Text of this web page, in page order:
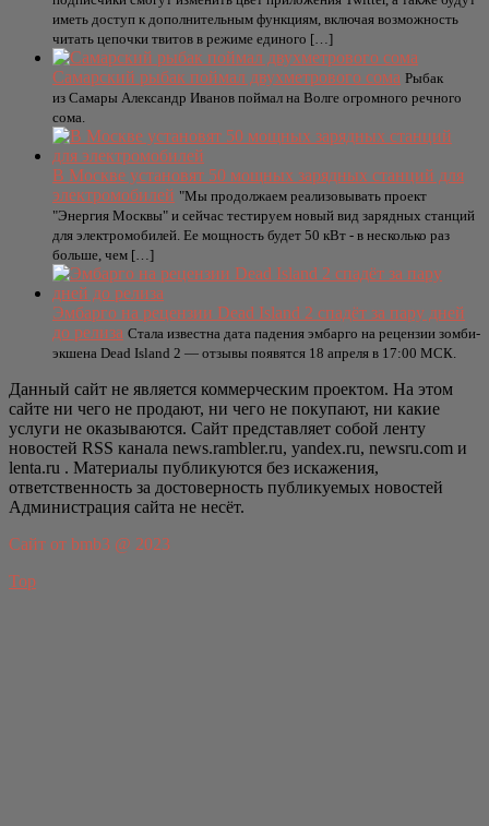
иметь доступ к дополнительным функциям, включая возможность
читать цепочки твитов в режиме единого […]
Самарский рыбак поймал двухметрового сома Рыбак
из Самары Александр Иванов поймал на Волге огромного речного
сома.
В Москве установят 50 мощных зарядных станций для
электромобилей "Мы продолжаем реализовывать проект
"Энергия Москвы" и сейчас тестируем новый вид зарядных станций
для электромобилей. Ее мощность будет 50 кВт - в несколько раз
больше, чем […]
Эмбарго на рецензии Dead Island 2 спадёт за пару дней
до релиза Стала известна дата падения эмбарго на рецензии зомби-
экшена Dead Island 2 — отзывы появятся 18 апреля в 17:00 МСК.
Данный сайт не является коммерческим проектом. На этом
сайте ни чего не продают, ни чего не покупают, ни какие
услуги не оказываются. Сайт представляет собой ленту
новостей RSS канала news.rambler.ru, yandex.ru, newsru.com и
lenta.ru . Материалы публикуются без искажения,
ответственность за достоверность публикуемых новостей
Администрация сайта не несёт.
Сайт от bmb3 @ 2023
Top